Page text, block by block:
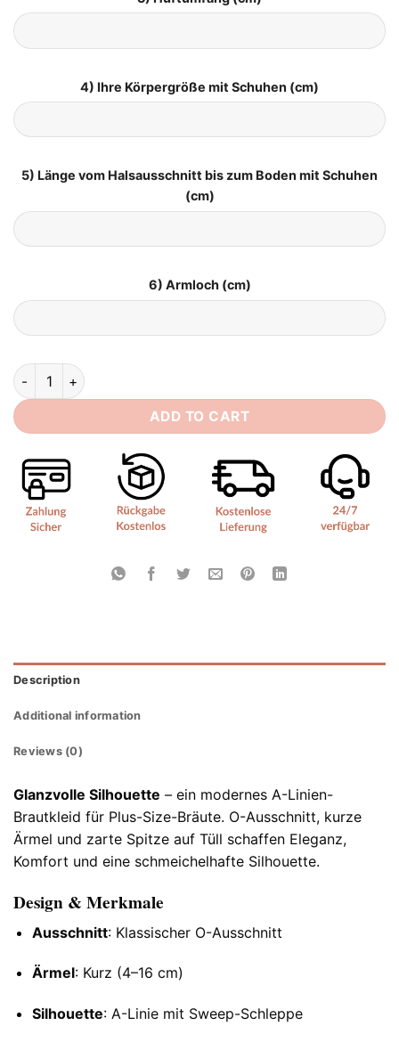
4) Ihre Körpergröße mit Schuhen (cm)
5) Länge vom Halsausschnitt bis zum Boden mit Schuhen
(cm)
6) Armloch (cm)
Brautkleider Große Größen – Glanzvolle Silhouette quantity
ADD TO CART
Description
Additional information
Reviews (0)
Glanzvolle Silhouette – ein modernes A-Linien-
Brautkleid für Plus-Size-Bräute. O-Ausschnitt, kurze
Ärmel und zarte Spitze auf Tüll schaffen Eleganz,
Komfort und eine schmeichelhafte Silhouette.
Design & Merkmale
Ausschnitt: Klassischer O-Ausschnitt
Ärmel: Kurz (4–16 cm)
Silhouette: A-Linie mit Sweep-Schleppe